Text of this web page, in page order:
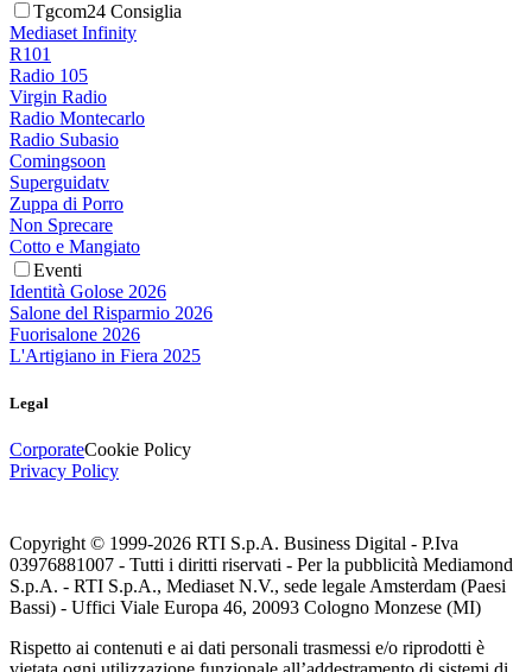
Tgcom24 Consiglia
Mediaset Infinity
R101
Radio 105
Virgin Radio
Radio Montecarlo
Radio Subasio
Comingsoon
Superguidatv
Zuppa di Porro
Non Sprecare
Cotto e Mangiato
Eventi
Identità Golose 2026
Salone del Risparmio 2026
Fuorisalone 2026
L'Artigiano in Fiera 2025
Legal
CorporateCookie Policy
Privacy Policy
Copyright © 1999-2026 RTI S.p.A. Business Digital - P.Iva
03976881007 - Tutti i diritti riservati - Per la pubblicità Mediamond
S.p.A. - RTI S.p.A., Mediaset N.V., sede legale Amsterdam (Paesi
Bassi) - Uffici Viale Europa 46, 20093 Cologno Monzese (MI)
Rispetto ai contenuti e ai dati personali trasmessi e/o riprodotti è